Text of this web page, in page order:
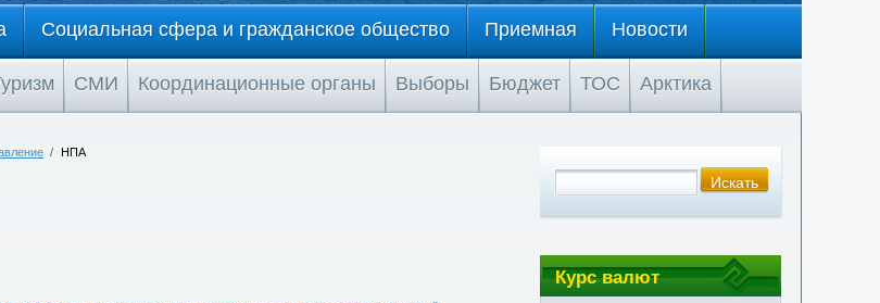
Социальная сфера и гражданское общество Приемная Новости
СМИ Координационные органы Выборы Бюджет ТОС Арктика
/ НПА
Курс валют